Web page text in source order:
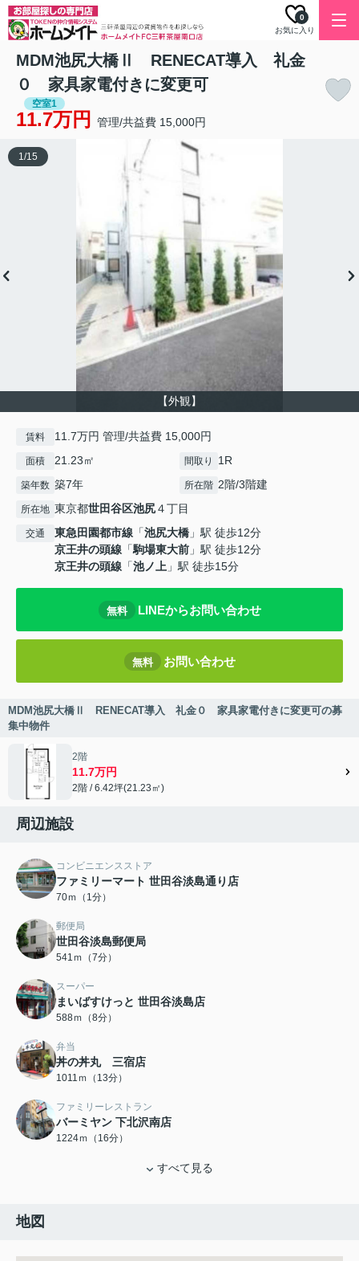
お気に入り
0
MDM池尻大橋Ⅱ RENECAT導入 礼金
０ 家具家電付きに変更可
空室1
11.7万円 管理/共益費 15,000円
【外観】
1/15
賃料 11.7万円 管理/共益費 15,000円
面積 21.23㎡ 間取り 1R
築年数 築7年 所在階 2階/3階建
所在地 東京都世田谷区池尻４丁目
交通 東急田園都市線 「池尻大橋 」駅 徒歩12分
京王井の頭線 「駒場東大前 」駅 徒歩12分
京王井の頭線 「池ノ上 」駅 徒歩15分
無料 LINEからお問い合わせ
無料 お問い合わせ
MDM池尻大橋Ⅱ RENECAT導入 礼金０ 家具家電付きに変更可の募
集中物件
2階
11.7万円
2階 / 6.42坪(21.23㎡)
周辺施設
コンビニエンスストア
ファミリーマート 世田谷淡島通り店
70ｍ（1分）
郵便局
世田谷淡島郵便局
541ｍ（7分）
スーパー
まいばすけっと 世田谷淡島店
588ｍ（8分）
弁当
丼の丼丸 三宿店
1011ｍ（13分）
ファミリーレストラン
バーミヤン 下北沢南店
1224ｍ（16分）
すべて見る
地図